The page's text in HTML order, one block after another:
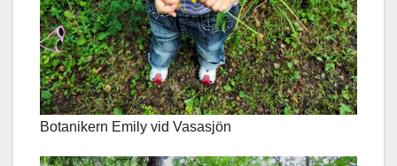
Botanikern Emily vid Vasasjön